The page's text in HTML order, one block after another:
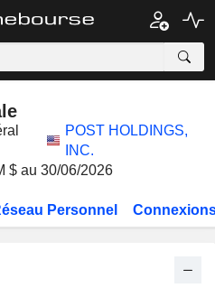
POST HOLDINGS,
INC.
$ au 30/06/2026
Personnel